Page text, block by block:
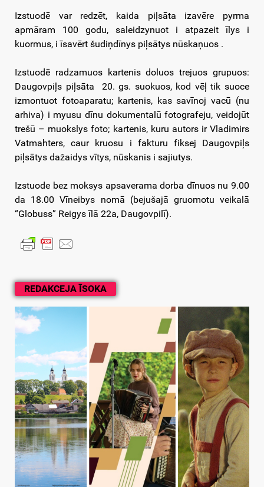
REDAKCEJA ĪSOKA
Izstuodē var redzēt, kaida piļsāta izavēre pyrma
apmāram 100 godu, saleidzynuot i atpazeit īlys i
kuormus, i īsavērt šudiņdīnys piļsātys nūskaņuos .
Izstuodē radzamuos kartenis doluos trejuos grupuos:
Daugovpiļs piļsāta 20. gs. suokuos, kod vēļ tik suoce
izmontuot fotoaparatu; kartenis, kas savīnoj vacū (nu
arhiva) i myusu dīnu dokumentalū fotografeju, veidojūt
trešū – muokslys foto; kartenis, kuru autors ir Vladimirs
Vatmahters, caur kruosu i fakturu fiksej Daugovpiļs
piļsātys dažaidys vītys, nūskanis i sajiutys.
Izstuode bez moksys apsaverama dorba dīnuos nu 9.00
da 18.00 Vīneibys nomā (bejušajā gruomotu veikalā
“Globuss” Reigys īlā 22a, Daugovpilī).